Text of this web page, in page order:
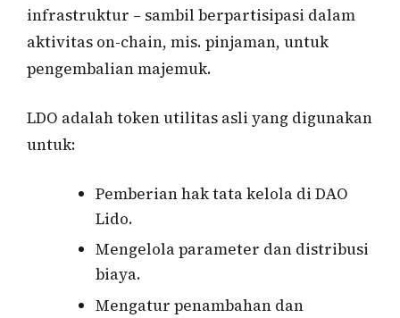
infrastruktur – sambil berpartisipasi dalam
aktivitas on-chain, mis. pinjaman, untuk
pengembalian majemuk.
LDO adalah token utilitas asli yang digunakan
untuk:
Pemberian hak tata kelola di DAO
Lido.
Mengelola parameter dan distribusi
biaya.
Mengatur penambahan dan